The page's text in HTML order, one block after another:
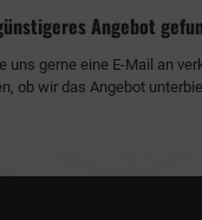
Angebot
uns gerne eine E-Mail an
ob wir das Angebot